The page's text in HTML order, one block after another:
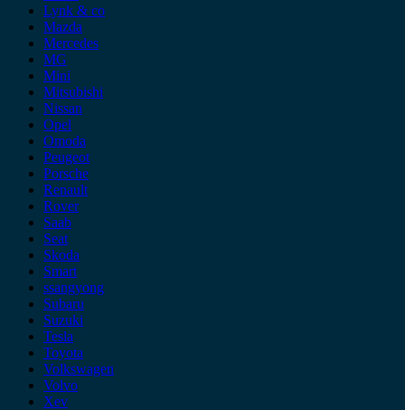
Lynk & co
Mazda
Mercedes
MG
Mini
Mitsubishi
Nissan
Opel
Omoda
Peugeot
Porsche
Renault
Rover
Saab
Seat
Skoda
Smart
ssangyong
Subaru
Suzuki
Tesla
Toyota
Volkswagen
Volvo
Xev